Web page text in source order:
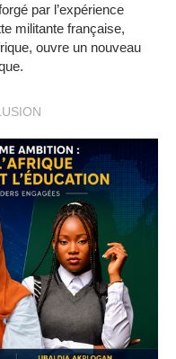
par l’expérience
militante française,
ouvre un nouveau